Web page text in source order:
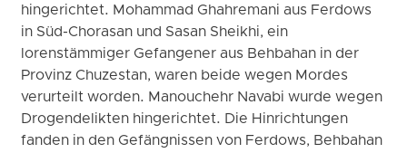
hingerichtet. Mohammad Ghahremani aus Ferdows
in Süd-Chorasan und Sasan Sheikhi, ein
lorenstämmiger Gefangener aus Behbahan in der
Provinz Chuzestan, waren beide wegen Mordes
verurteilt worden. Manouchehr Navabi wurde wegen
Drogendelikten hingerichtet. Die Hinrichtungen
fanden in den Gefängnissen von Ferdows, Behbahan